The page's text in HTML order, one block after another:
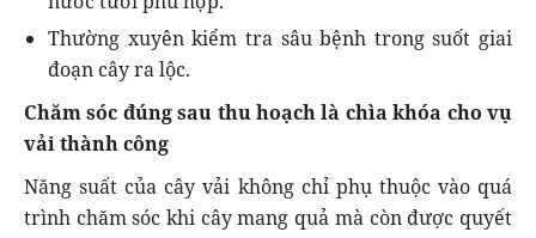
Thường xuyên kiểm tra sâu bệnh trong suốt giai
đoạn cây ra lộc.
Chăm sóc đúng sau thu hoạch là chìa khóa cho vụ
vải thành công
Năng suất của cây vải không chỉ phụ thuộc vào quá
trình chăm sóc khi cây mang quả mà còn được quyết